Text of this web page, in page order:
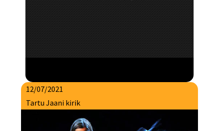
12/07/2021
Tartu Jaani kirik